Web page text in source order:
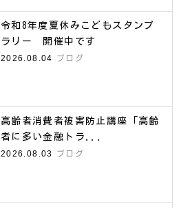
令和8年度夏休みこどもスタンプ
ラリー 開催中です
2026.08.04
ブログ
高齢者消費者被害防止講座「高齢
者に多い金融トラ...
2026.08.03
ブログ